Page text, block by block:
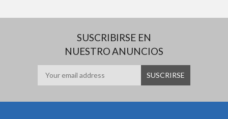
SUSCRIBIRSE EN
NUESTRO ANUNCIOS